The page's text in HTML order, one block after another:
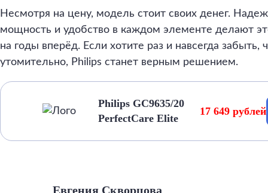
Несмотря на цену, модель стоит своих денег.
мощность и удобство в каждом элементе делают
на годы вперёд. Если хотите раз и навсегда забыть,
утомительно, Philips станет верным решением.
Philips GC9635/20
PerfectCare Elite
17 649 рублей
Евгения Скворцова